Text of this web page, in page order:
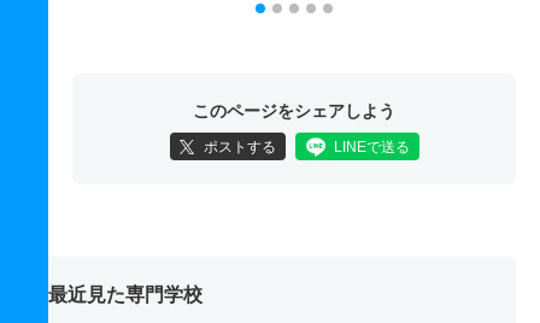
このページをシェアしよう
ポストする LINEで送る
最近見た専門学校